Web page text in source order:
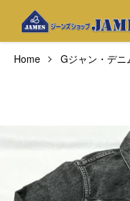
Home Gジャン・デ